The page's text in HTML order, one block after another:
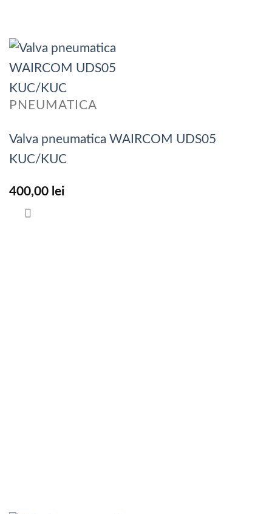
PNEUMATICA
Valva pneumatica WAIRCOM UDS05
KUC/KUC
400,00 lei